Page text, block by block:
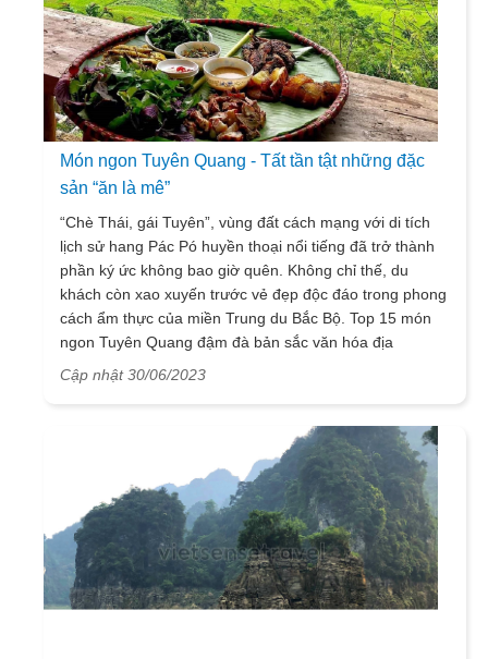
Món ngon Tuyên Quang - Tất tần tật những đặc
sản “ăn là mê”
“Chè Thái, gái Tuyên”, vùng đất cách mạng với di tích
lịch sử hang Pác Pó huyền thoại nổi tiếng đã trở thành
phần ký ức không bao giờ quên. Không chỉ thế, du
khách còn xao xuyến trước vẻ đẹp độc đáo trong phong
cách ẩm thực của miền Trung du Bắc Bộ. Top 15 món
ngon Tuyên Quang đậm đà bản sắc văn hóa địa
phương sau đây là gợi ý đến từ VietSense Travel cho
Cập nhật 30/06/2023